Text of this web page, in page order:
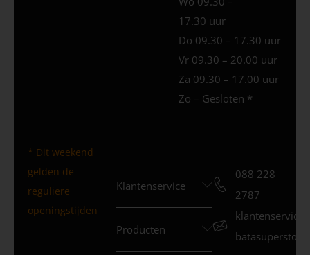
17.30 uur
Do 09.30 – 17.30 uur
Vr 09.30 – 20.00 uur
Za 09.30 – 17.00 uur
Zo – Gesloten *
* Dit weekend
gelden de
reguliere
openingstijden
Klantenservice
Producten
088 228
2787